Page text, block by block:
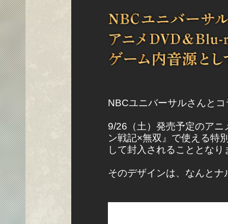
NBCユニバーサルさんと
9/26（土）発売予定のア
ン戦記×無双』で使える特
して封入されることとなり
そのデザインは、なんとナ